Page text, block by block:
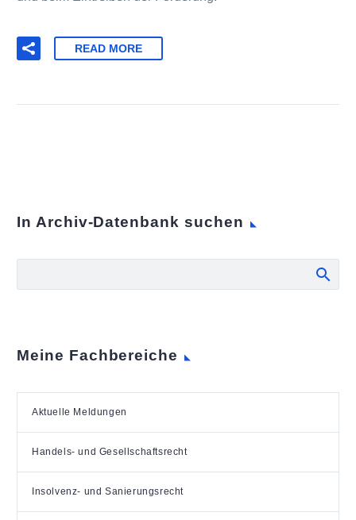
READ MORE
In Archiv-Datenbank suchen
Meine Fachbereiche
Aktuelle Meldungen
Handels- und Gesellschaftsrecht
Insolvenz- und Sanierungsrecht